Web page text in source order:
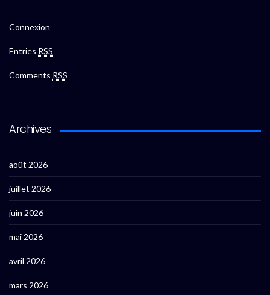
Connexion
Entries RSS
Comments RSS
Archives
août 2026
juillet 2026
juin 2026
mai 2026
avril 2026
mars 2026